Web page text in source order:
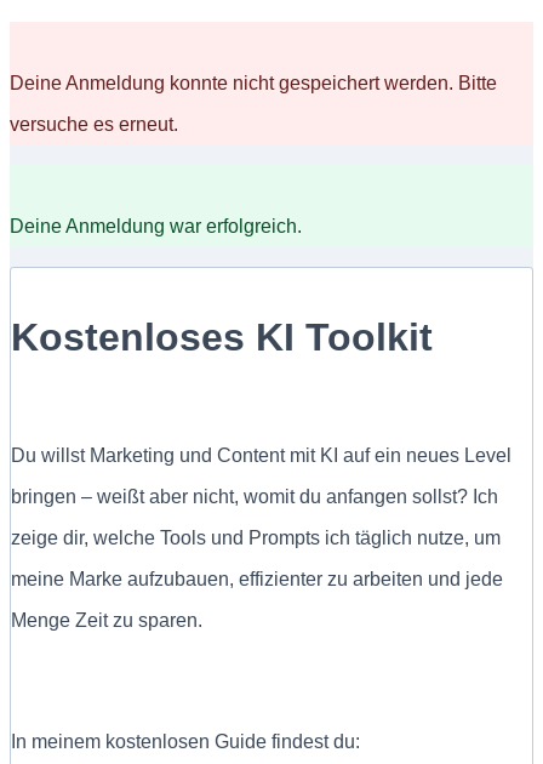
Deine Anmeldung konnte nicht gespeichert werden. Bitte
versuche es erneut.
Deine Anmeldung war erfolgreich.
Kostenloses KI Toolkit
Du willst Marketing und Content mit KI auf ein neues Level
bringen – weißt aber nicht, womit du anfangen sollst? Ich
zeige dir, welche Tools und Prompts ich täglich nutze, um
meine Marke aufzubauen, effizienter zu arbeiten und jede
Menge Zeit zu sparen.
In meinem kostenlosen Guide findest du: